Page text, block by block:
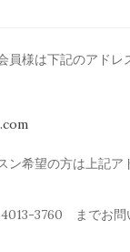
員様は下記のアドレ
ン希望の方は上記ア
3760 までお問